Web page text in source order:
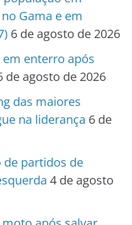
Gama e em
6 de agosto de 2026
enterro após
de agosto de 2026
das maiores
na liderança 6 de
de partidos de
4 de agosto